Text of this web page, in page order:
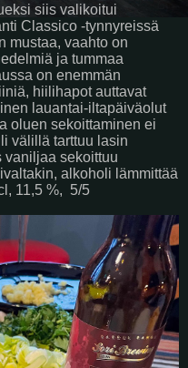
siis valikoitui
Classico -tynnyreissä
mustaa, vaahto on
ja tummaa
on enemmän
hiilihapot auttavat
lauantai-iltapäiväolut
oluen sekoittaminen ei
välillä tarttuu lasin
vaniljaa sekoittuu
alkoholi lämmittää
11,5 %, 5/5